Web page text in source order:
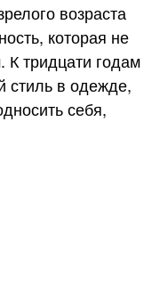
возраста
которая не
тридцати годам
стиль в одежде,
себя,